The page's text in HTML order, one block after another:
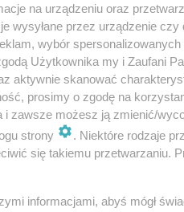
na urządzeniu oraz
wysyłane przez urządzenie
wybór
Użytkownika my i Zaufani
aktywnie skanować
prosimy o zgodę na
i zawsze możesz ją zmienić/
strony
. Niektóre rodzaje
się takiemu przetwarzaniu.
informacjami, abyś mógł